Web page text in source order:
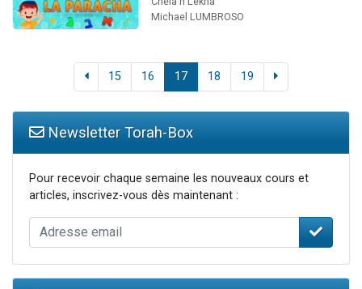
Michael LUMBROSO
15 16 17 18 19
Newsletter Torah-Box
Pour recevoir chaque semaine les nouveaux cours et
articles, inscrivez-vous dès maintenant :